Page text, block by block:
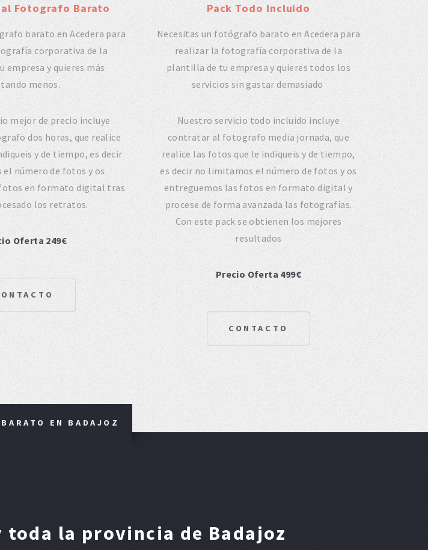
Fotografo Barato
barato en Acedera para
corporativa de la
empresa y quieres más
menos.
mejor de precio incluye
dos horas, que realice
y de tiempo, es decir
número de fotos y os
en formato digital tras
los retratos.
Oferta 249€
Pack Todo Incluido
Necesitas un fotógrafo barato en Acedera para
realizar la fotografía corporativa de la
plantilla de tu empresa y quieres todos los
servicios sin gastar demasiado
Nuestro servicio todo incluido incluye
contratar al fotografo media jornada, que
realice las fotos que le indiqueis y de tiempo,
es decir no limitamos el número de fotos y os
entreguemos las fotos en formato digital y
procese de forma avanzada las fotografías.
Con este pack se obtienen los mejores
resultados
Precio Oferta 499€
CONTACTO
EN BADAJOZ
toda la provincia de Badajoz